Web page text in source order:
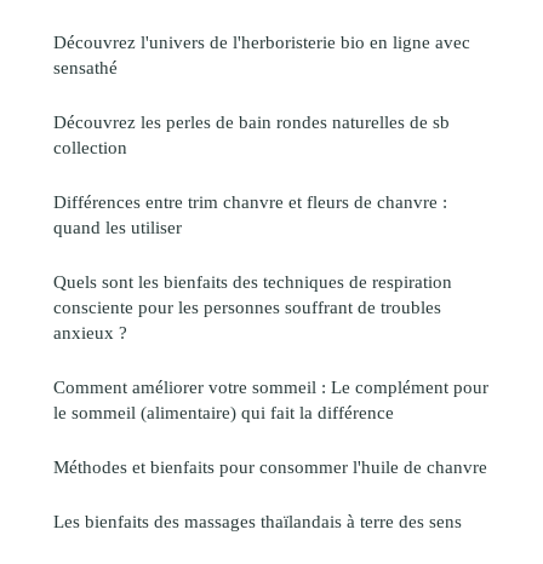
Découvrez l'univers de l'herboristerie bio en ligne avec
sensathé
Découvrez les perles de bain rondes naturelles de sb
collection
Différences entre trim chanvre et fleurs de chanvre :
quand les utiliser
Quels sont les bienfaits des techniques de respiration
consciente pour les personnes souffrant de troubles
anxieux ?
Comment améliorer votre sommeil : Le complément pour
le sommeil (alimentaire) qui fait la différence
Méthodes et bienfaits pour consommer l'huile de chanvre
Les bienfaits des massages thaïlandais à terre des sens